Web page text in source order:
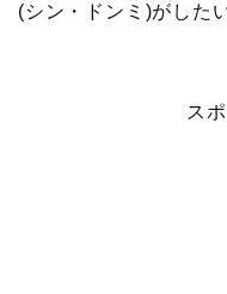
(シン・ドンミ)がした
ス